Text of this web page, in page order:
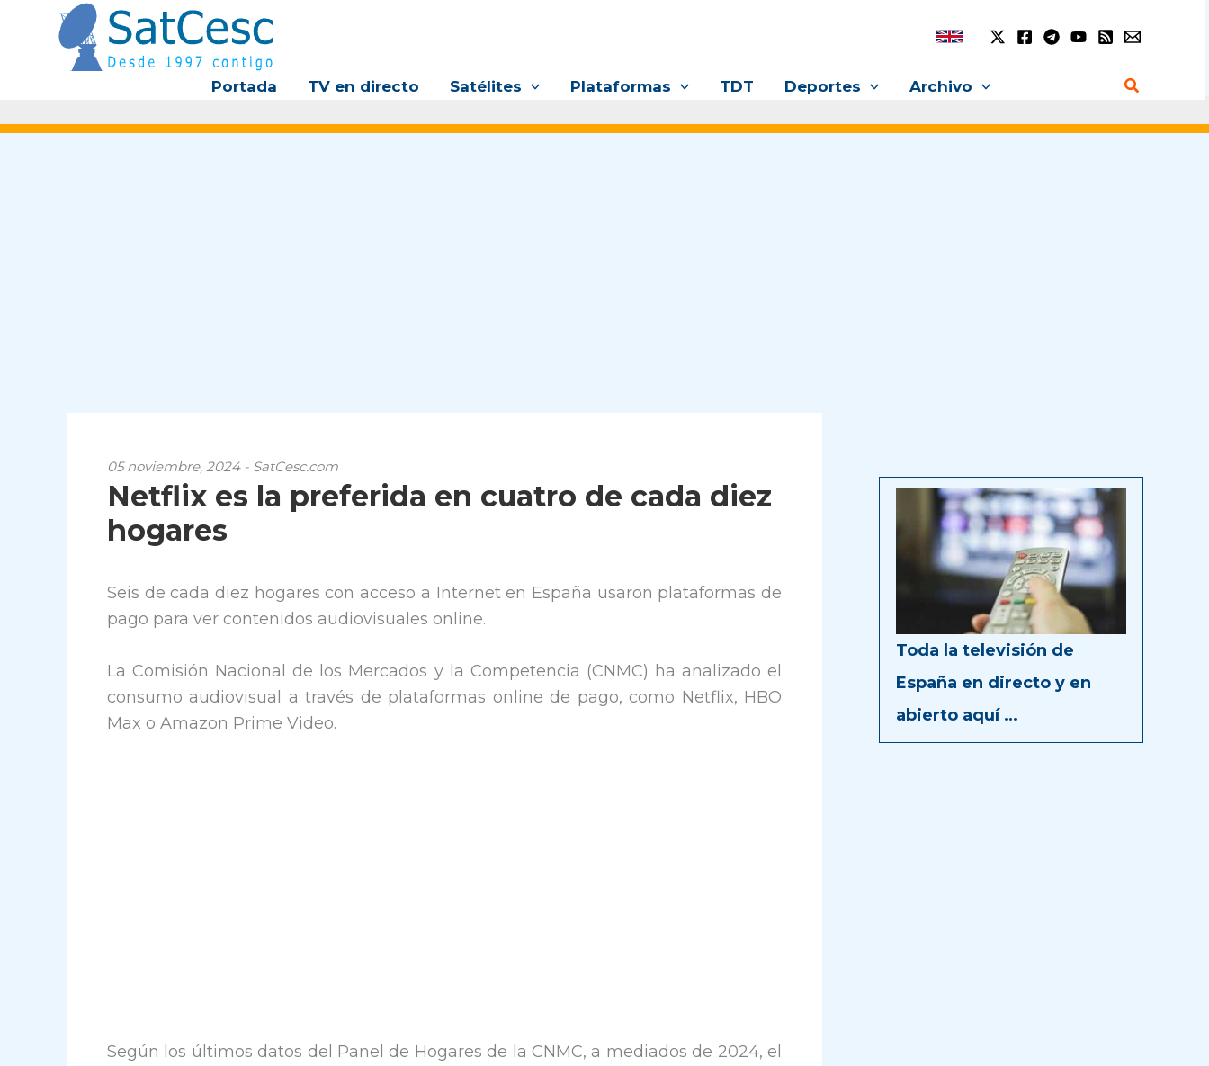
contenido
Portada TV en directo Satélites Plataformas TDT Deportes Archivo Buscar
05 noviembre, 2024 - SatCesc.com
Netflix es la preferida en cuatro de cada diez
hogares
Seis de cada diez hogares con acceso a Internet en España usaron plataformas de
pago para ver contenidos audiovisuales online.
La Comisión Nacional de los Mercados y la Competencia (CNMC) ha analizado el
consumo audiovisual a través de plataformas online de pago, como Netflix, HBO
Max o Amazon Prime Video.
Según los últimos datos del Panel de Hogares de la CNMC, a mediados de 2024, el
Toda la televisión de
España en directo y en
abierto aquí …